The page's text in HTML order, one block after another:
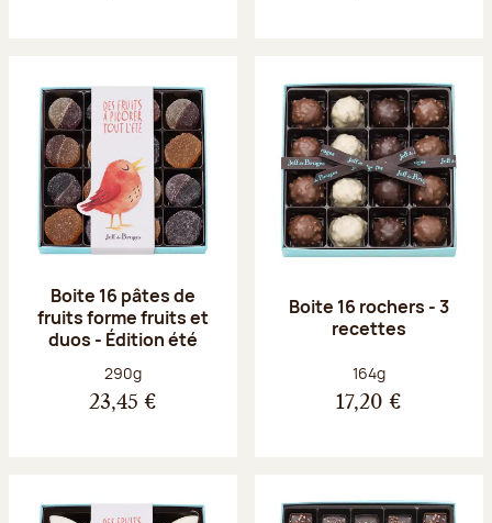
Boite 16 pâtes de
fruits forme fruits et
duos - Édition été
Poids net :
290g
23,45 €
Boite 16 rochers - 3
recettes
Poids net :
164g
17,20 €